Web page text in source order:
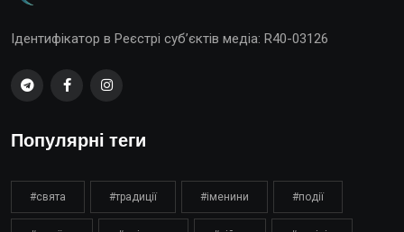
Ідентифікатор в Реєстрі суб’єктів медіа: R40-03126
Популярні теги
#свята #традиції #іменини #події